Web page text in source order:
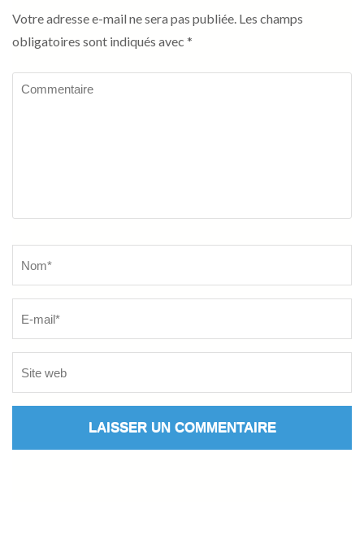
Votre adresse e-mail ne sera pas publiée. Les champs
obligatoires sont indiqués avec *
Commentaire